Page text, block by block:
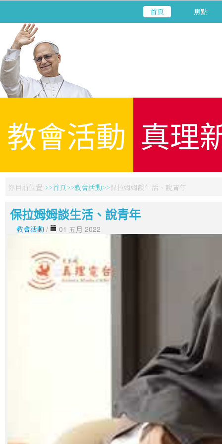
首頁 焦點
教會活動 真理
你目前位置: 首頁 教會活動 保拉姆姆談生活、說青年
保拉姆姆談生活、說青年
教會活動 / 01 五月 2022